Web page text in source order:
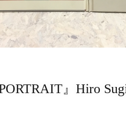
』Hiro